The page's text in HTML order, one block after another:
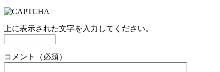
上に表示された文字を入力してください。
コメント（必須）